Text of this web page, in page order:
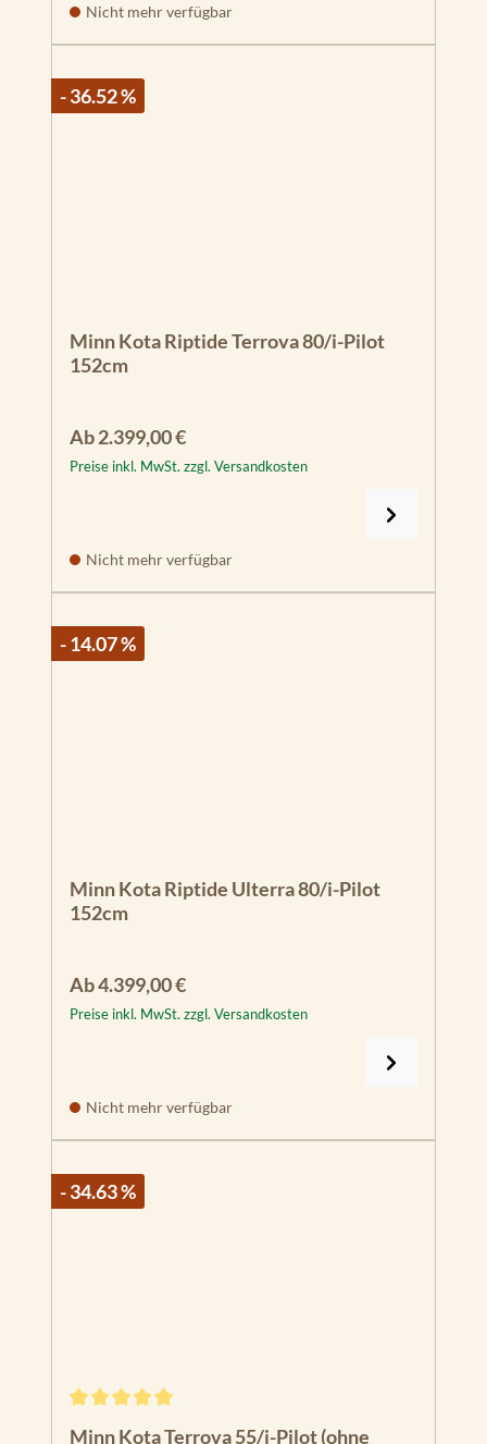
Nicht mehr verfügbar
- 36.52 %
Minn Kota Riptide Terrova 80/i-Pilot
152cm
Regulärer Preis:
Ab2.399,00 €
Preise inkl. MwSt. zzgl. Versandkosten
Nicht mehr verfügbar
- 14.07 %
Minn Kota Riptide Ulterra 80/i-Pilot
152cm
Regulärer Preis:
Ab4.399,00 €
Preise inkl. MwSt. zzgl. Versandkosten
Nicht mehr verfügbar
- 34.63 %
Durchschnittliche Bewertung von 5 von 5 Sternen
Minn Kota Terrova 55/i-Pilot (ohne